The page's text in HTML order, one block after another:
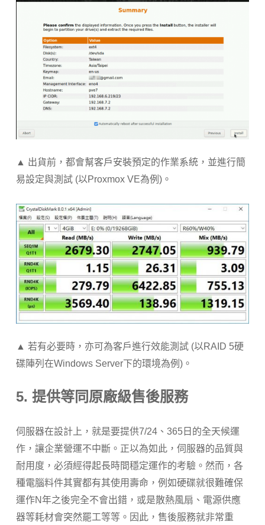
▲ 出貨前，都會幫客戶安裝預定的作業系統，並進行簡
易設定與測試 (以Proxmox VE為例)。
▲ 若有必要時，亦可為客戶進行效能測試 (以RAID 5硬
碟陣列在Windows Server下的環境為例)。
5. 提供等同原廠級售後服務
伺服器在設計上，就是要提供7/24、365日的全天候運
作，讓企業營運不中斷。正以為如此，伺服器的品質與
耐用度，必須經得起長時間穩定運作的考驗。然而，各
種電腦料件其實都有其使用壽命，例如硬碟就很難確保
運作N年之後完全不會出錯，或是散熱風扇、電源供應
器等耗材會突然罷工等等。因此，售後服務就非常重